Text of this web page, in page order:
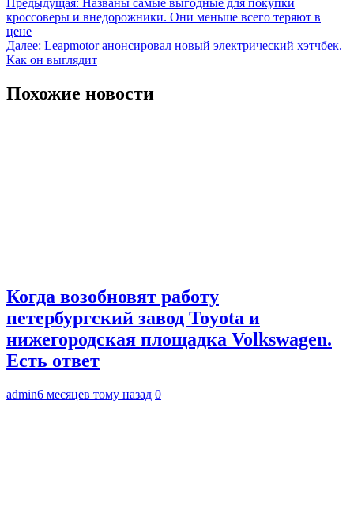
Навигация
по
записям
Предыдущая: Названы самые выгодные для покупки
кроссоверы и внедорожники. Они меньше всего теряют в
цене
Далее: Leapmotor анонсировал новый электрический хэтчбек.
Как он выглядит
Похожие новости
Когда возобновят работу
петербургский завод Toyota и
нижегородская площадка Volkswagen.
Есть ответ
admin6 месяцев тому назад 0